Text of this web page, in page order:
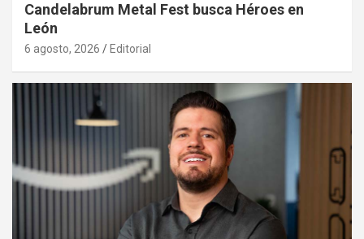
Candelabrum Metal Fest busca Héroes en
León
6 agosto, 2026 Editorial